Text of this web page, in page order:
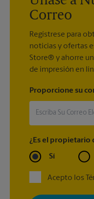
Correo
Regístrese para
noticias y ofertas
Store® y ahorre
de impresión en
Proporcione su
¿Es el propietario
Sí
Acepto los
Al registrarse, acepta